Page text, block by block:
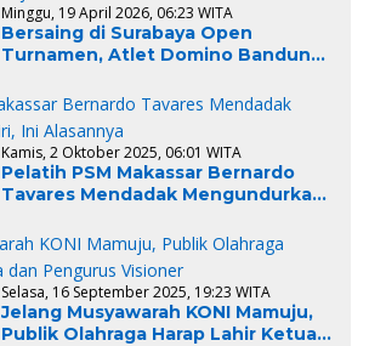
Minggu, 19 April 2026, 06:23 WITA
Bersaing di Surabaya Open
Turnamen, Atlet Domino Bandung
Kamis, 2 Oktober 2025, 06:01 WITA
Pelatih PSM Makassar Bernardo
Tavares Mendadak Mengundurkan
Selasa, 16 September 2025, 19:23 WITA
Jelang Musyawarah KONI Mamuju,
Publik Olahraga Harap Lahir Ketua